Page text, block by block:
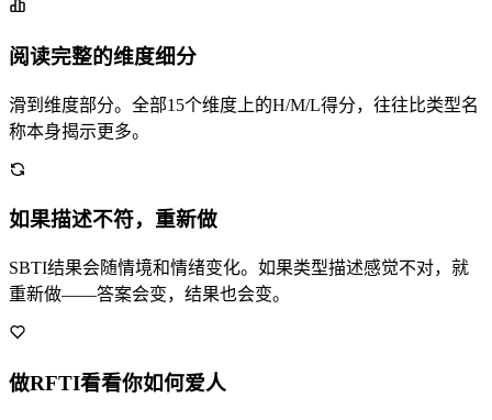
阅读完整的维度细分
滑到维度部分。全部15个维度上的H/M/L得分，往往比类型名
称本身揭示更多。
如果描述不符，重新做
SBTI结果会随情境和情绪变化。如果类型描述感觉不对，就
重新做——答案会变，结果也会变。
做RFTI看看你如何爱人